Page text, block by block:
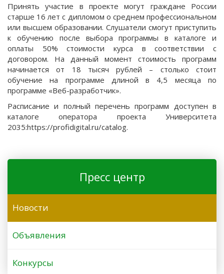
Принять участие в проекте могут граждане России
старше 16 лет с дипломом о среднем профессиональном
или высшем образовании. Слушатели смогут приступить
к обучению после выбора программы в каталоге и
оплаты 50% стоимости курса в соответствии с
договором. На данный момент стоимость программ
начинается от 18 тысяч рублей – столько стоит
обучение на программе длиной в 4,5 месяца по
программе «Веб-разработчик».
Расписание и полный перечень программ доступен в
каталоге оператора проекта Университета
2035:https://profidigital.ru/catalog.
Пресс центр
Новости
Объявления
Конкурсы